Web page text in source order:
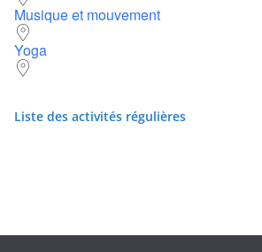
Musique et mouvement
Yoga
Liste des activités régulières